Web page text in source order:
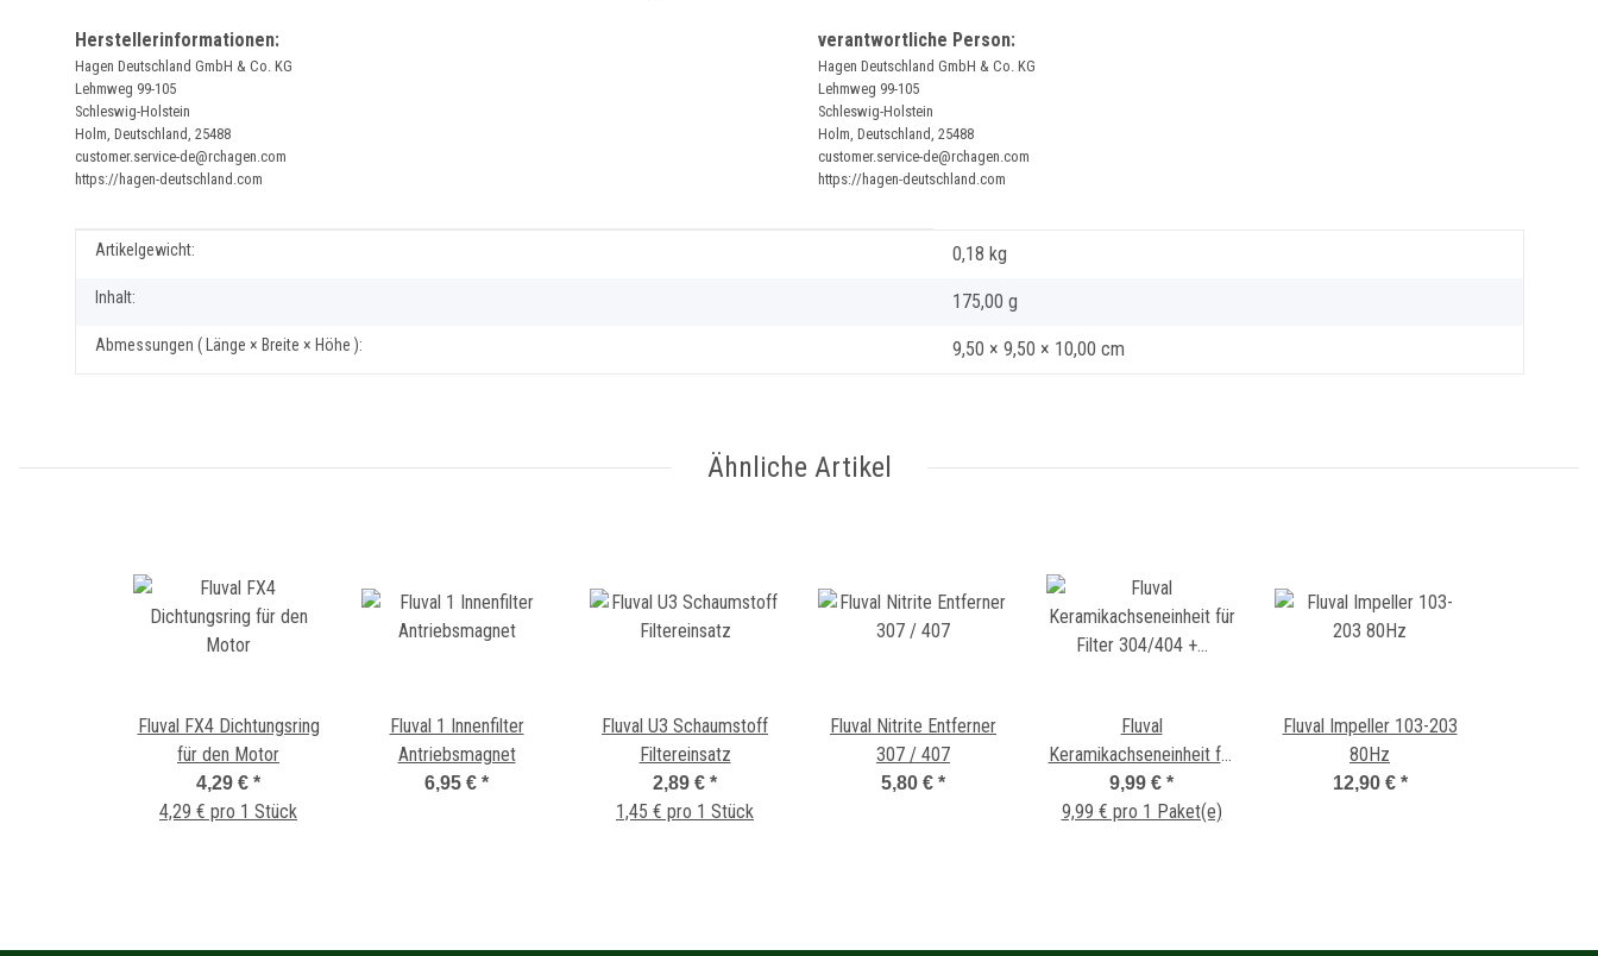
Herstellerinformationen:
Hagen Deutschland GmbH & Co. KG
Lehmweg 99-105
Schleswig-Holstein
Holm, Deutschland, 25488
customer.service-de@rchagen.com
https://hagen-deutschland.com
verantwortliche Person:
Hagen Deutschland GmbH & Co. KG
Lehmweg 99-105
Schleswig-Holstein
Holm, Deutschland, 25488
customer.service-de@rchagen.com
https://hagen-deutschland.com
Produkteigenschaft
Wert
Artikelgewicht: 0,18 kg
Inhalt: 175,00 g
Abmessungen ( Länge × Breite × Höhe ): 9,50 × 9,50 × 10,00 cm
Ähnliche Artikel
Fluval FX4 Dichtungsring
für den Motor
4,29 € *
4,29 € pro 1 Stück
Fluval 1 Innenfilter
Antriebsmagnet
6,95 € *
Fluval U3 Schaumstoff
Filtereinsatz
2,89 € *
1,45 € pro 1 Stück
Fluval Nitrite Entferner
307 / 407
5,80 € *
Fluval
Keramikachseneinheit für
Filter 304/404 + 305/405
9,99 € *
9,99 € pro 1 Paket(e)
Fluval Impeller 103-203
80Hz
12,90 € *